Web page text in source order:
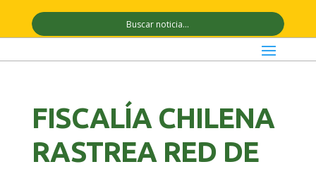
FISCALÍA CHILENA
RASTREA RED DE